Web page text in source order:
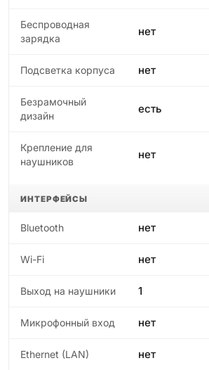
Беспроводная
зарядка
нет
Подсветка корпуса нет
Безрамочный
дизайн
есть
Крепление для
наушников
нет
ИНТЕРФЕЙСЫ
Bluetooth нет
Wi-Fi нет
Выход на наушники 1
Микрофонный вход нет
Ethernet (LAN) нет